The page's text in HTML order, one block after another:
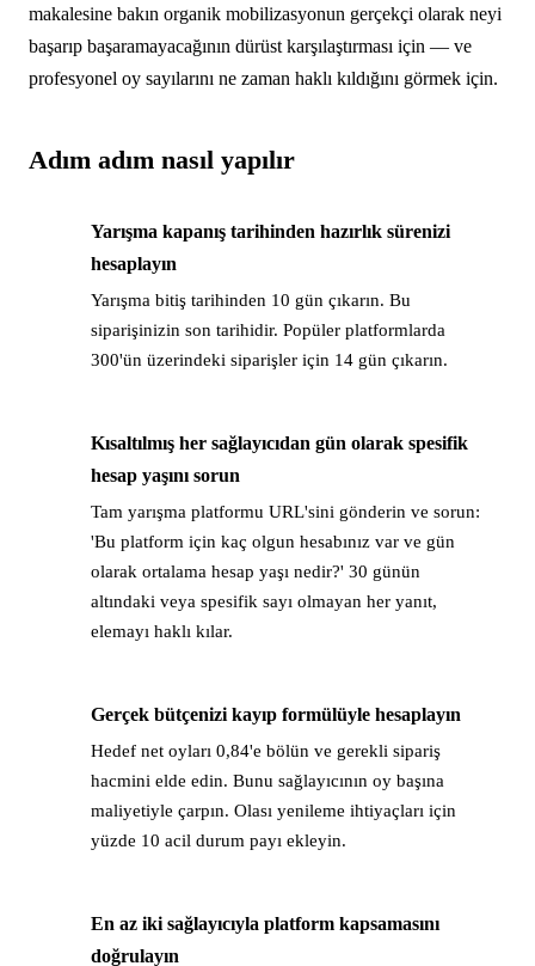
makalesine bakın organik mobilizasyonun gerçekçi olarak neyi
başarıp başaramayacağının dürüst karşılaştırması için — ve
profesyonel oy sayılarını ne zaman haklı kıldığını görmek için.
Adım adım nasıl yapılır
Yarışma kapanış tarihinden hazırlık sürenizi
hesaplayın
Yarışma bitiş tarihinden 10 gün çıkarın. Bu
siparişinizin son tarihidir. Popüler platformlarda
300'ün üzerindeki siparişler için 14 gün çıkarın.
Kısaltılmış her sağlayıcıdan gün olarak spesifik
hesap yaşını sorun
Tam yarışma platformu URL'sini gönderin ve sorun:
'Bu platform için kaç olgun hesabınız var ve gün
olarak ortalama hesap yaşı nedir?' 30 günün
altındaki veya spesifik sayı olmayan her yanıt,
elemayı haklı kılar.
Gerçek bütçenizi kayıp formülüyle hesaplayın
Hedef net oyları 0,84'e bölün ve gerekli sipariş
hacmini elde edin. Bunu sağlayıcının oy başına
maliyetiyle çarpın. Olası yenileme ihtiyaçları için
yüzde 10 acil durum payı ekleyin.
En az iki sağlayıcıyla platform kapsamasını
doğrulayın